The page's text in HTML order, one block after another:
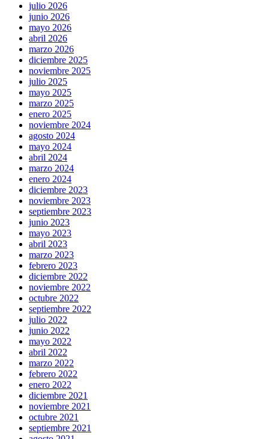
julio 2026
junio 2026
mayo 2026
abril 2026
marzo 2026
diciembre 2025
noviembre 2025
julio 2025
mayo 2025
marzo 2025
enero 2025
noviembre 2024
agosto 2024
mayo 2024
abril 2024
marzo 2024
enero 2024
diciembre 2023
noviembre 2023
septiembre 2023
junio 2023
mayo 2023
abril 2023
marzo 2023
febrero 2023
diciembre 2022
noviembre 2022
octubre 2022
septiembre 2022
julio 2022
junio 2022
mayo 2022
abril 2022
marzo 2022
febrero 2022
enero 2022
diciembre 2021
noviembre 2021
octubre 2021
septiembre 2021